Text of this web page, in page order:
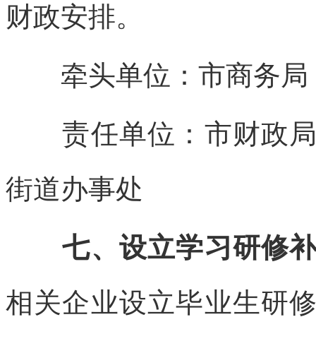
财政安排。
牵头单位：市商务局
责任单位：市财政局
街道办事处
七、设立学习研修
相关企业设立毕业生研